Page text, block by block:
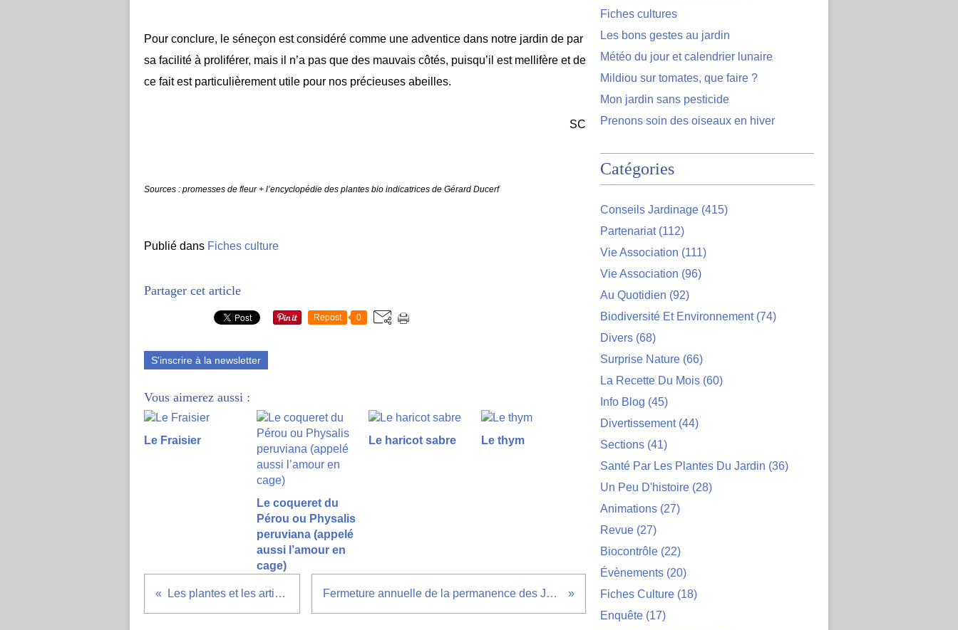
Pour conclure, le séneçon est considéré comme une adventice dans notre jardin de par
sa facilité à proliférer, mais il n’a pas que des mauvais côtés, puisqu’il est mellifère et de
ce fait est particulièrement utile pour nos précieuses abeilles.
SC
Sources : promesses de fleur + l’encyclopédie des plantes bio indicatrices de Gérard Ducerf
Publié dans Fiches culture
Partager cet article
Repost 0
S'inscrire à la newsletter
Vous aimerez aussi :
Le Fraisier
Le coqueret du
Pérou ou Physalis
peruviana (appelé
aussi l’amour en
cage)
Le haricot sabre Le thym
Les plantes et les articulations Fermeture annuelle de la permanence des Jardins Volpette
Fiches cultures
Les bons gestes au jardin
Météo du jour et calendrier lunaire
Mildiou sur tomates, que faire ?
Mon jardin sans pesticide
Prenons soin des oiseaux en hiver
Catégories
Conseils Jardinage (415)
Partenariat(112)
Vie Association (111)
Vie Association (96)
Au Quotidien (92)
Biodiversité Et Environnement(74)
Divers (68)
Surprise Nature (66)
La Recette Du Mois (60)
Info Blog (45)
Divertissement(44)
Sections (41)
Santé Par Les Plantes Du Jardin (36)
Un Peu D'histoire (28)
Animations (27)
Revue (27)
Biocontrôle (22)
Évènements (20)
Fiches Culture (18)
Enquête (17)